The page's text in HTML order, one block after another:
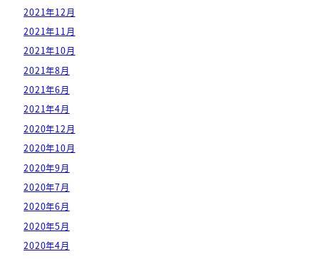
2021年12月
2021年11月
2021年10月
2021年8月
2021年6月
2021年4月
2020年12月
2020年10月
2020年9月
2020年7月
2020年6月
2020年5月
2020年4月